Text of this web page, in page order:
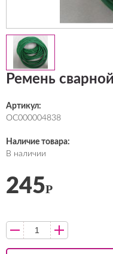
Ремень
Артикул:
ОС000004838
Наличие товара:
В наличии
245Р